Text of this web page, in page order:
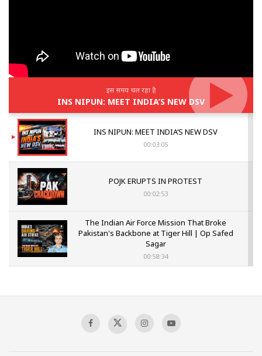
इस समय चल रहा है
INS NIPUN: MEET INDIA’S NEW DSV
INS NIPUN: MEET INDIA’S NEW DSV
00:03:05
POJK ERUPTS IN PROTEST
00:02:53
The Indian Air Force Mission That Broke
Pakistan's Backbone at Tiger Hill | Op Safed
Sagar
00:58:34